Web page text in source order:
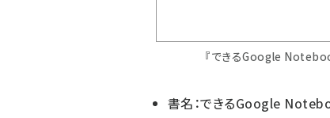
『できるGoogle
書名：できるGoogle